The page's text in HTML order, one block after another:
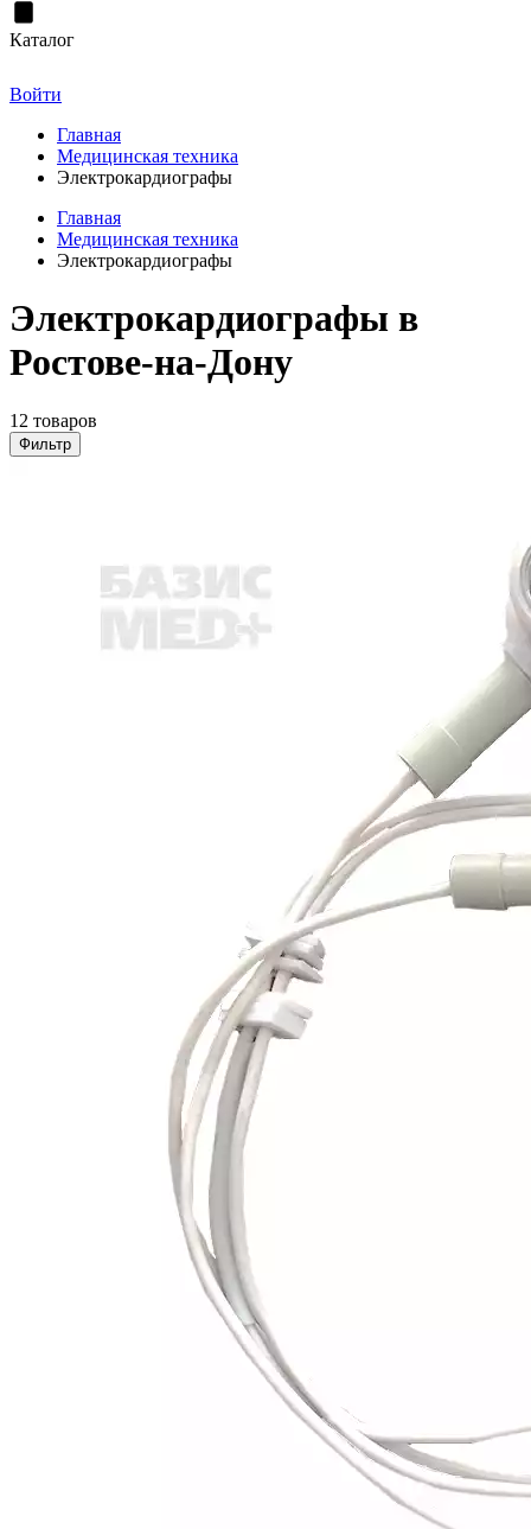
Каталог
Войти
Главная
Медицинская техника
Электрокардиографы
Главная
Медицинская техника
Электрокардиографы
Электрокардиографы в
Ростове-на-Дону
12 товаров
Фильтр